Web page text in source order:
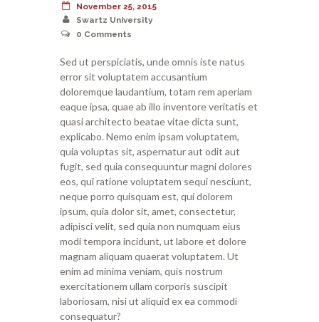
November 25, 2015
Swartz University
0 Comments
Sed ut perspiciatis, unde omnis iste natus
error sit voluptatem accusantium
doloremque laudantium, totam rem aperiam
eaque ipsa, quae ab illo inventore veritatis et
quasi architecto beatae vitae dicta sunt,
explicabo. Nemo enim ipsam voluptatem,
quia voluptas sit, aspernatur aut odit aut
fugit, sed quia consequuntur magni dolores
eos, qui ratione voluptatem sequi nesciunt,
neque porro quisquam est, qui dolorem
ipsum, quia dolor sit, amet, consectetur,
adipisci velit, sed quia non numquam eius
modi tempora incidunt, ut labore et dolore
magnam aliquam quaerat voluptatem. Ut
enim ad minima veniam, quis nostrum
exercitationem ullam corporis suscipit
laboriosam, nisi ut aliquid ex ea commodi
consequatur?